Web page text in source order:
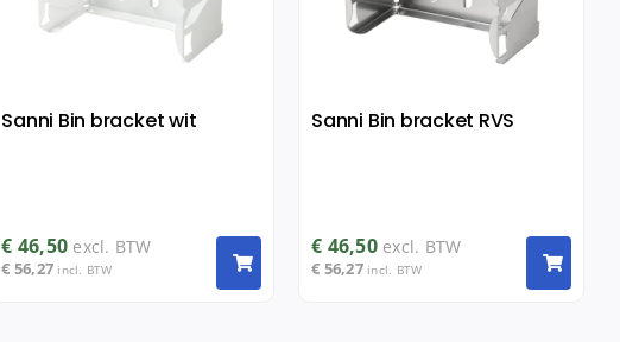
Sanni Bin bracket wit
€ 46,50 excl. BTW
€ 56,27 incl. BTW
Sanni Bin bracket RVS
€ 46,50 excl. BTW
€ 56,27 incl. BTW